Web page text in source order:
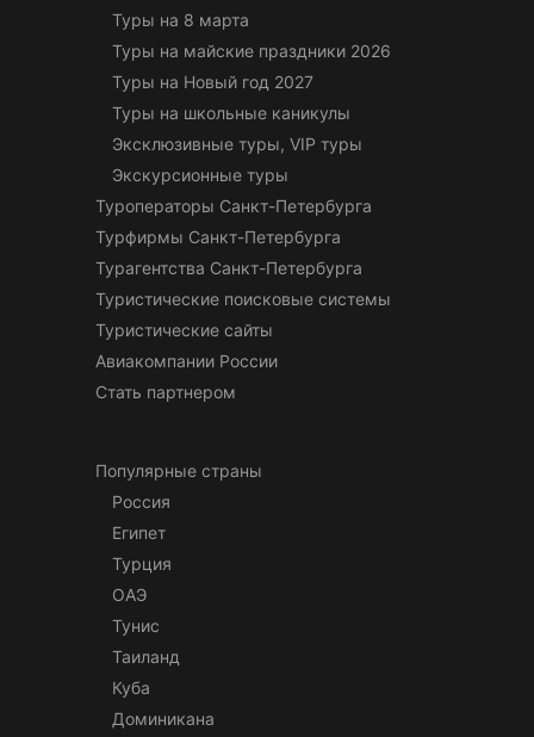
Туры на 8 марта
Туры на майские праздники 2026
Туры на Новый год 2027
Туры на школьные каникулы
Эксклюзивные туры, VIP туры
Экскурсионные туры
Туроператоры Санкт-Петербурга
Турфирмы Санкт-Петербурга
Турагентства Санкт-Петербурга
Туристические поисковые системы
Туристические сайты
Авиакомпании России
Стать партнером
Популярные страны
Россия
Египет
Турция
ОАЭ
Тунис
Таиланд
Куба
Доминикана